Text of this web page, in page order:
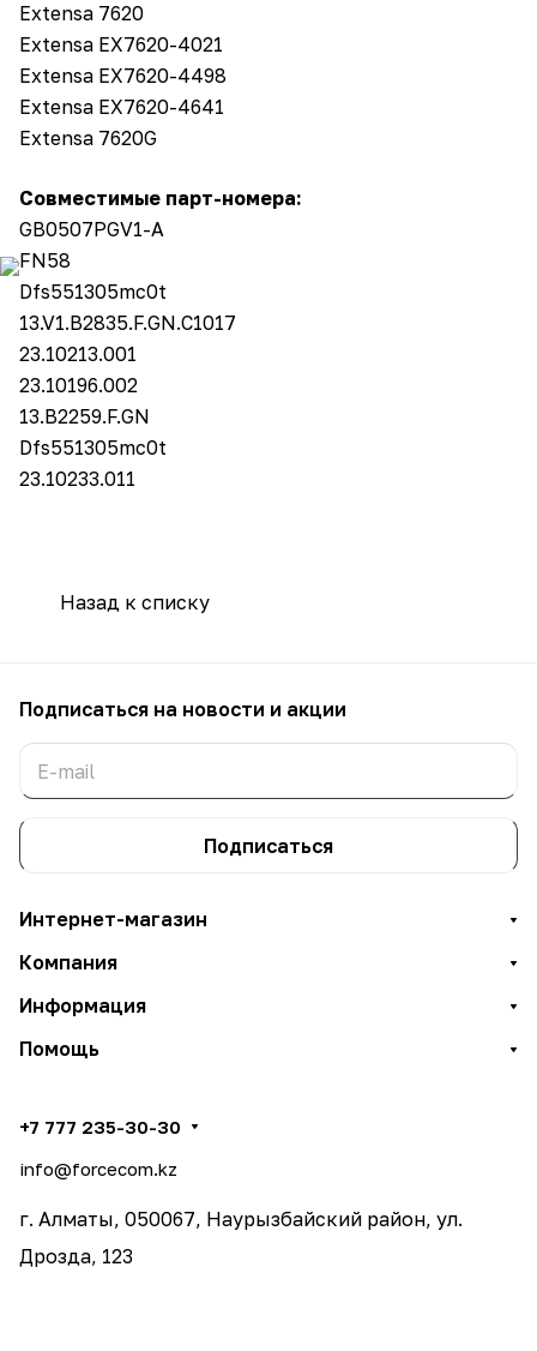
Extensa 7620
Extensa EX7620-4021
Extensa EX7620-4498
Extensa EX7620-4641
Extensa 7620G
Совместимые парт-номера:
GB0507PGV1-A
FN58
Dfs551305mc0t
13.V1.B2835.F.GN.C1017
23.10213.001
23.10196.002
13.B2259.F.GN
Dfs551305mc0t
23.10233.011
Назад к списку
Подписаться на новости и акции
Подписаться
Интернет-магазин
Компания
Информация
Помощь
+7 777 235-30-30
info@forcecom.kz
г. Алматы, 050067, Наурызбайский район, ул.
Дрозда, 123